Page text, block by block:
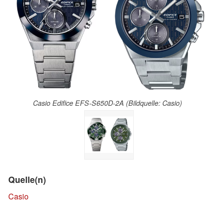
Casio Edifice EFS-S650D-2A (Bildquelle: Casio)
Quelle(n)
Casio